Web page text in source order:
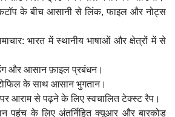
के बीच आसानी से लिंक, फाइल और नोट्स
भारत में स्थानीय भाषाओं और क्षेत्रों में से
और आसान फ़ाइल प्रबंधन।
के साथ आसान भुगतान।
आराम से पढ़ने के लिए स्वचालित टेक्स्ट रैप।
पहुंच के लिए अंतर्निहित क्यूआर और बारकोड